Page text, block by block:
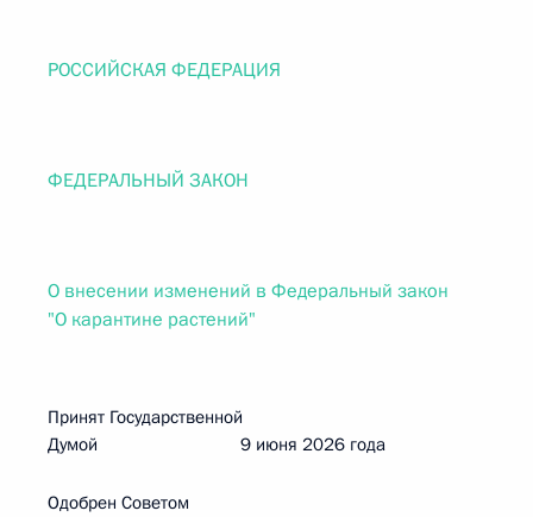
РОССИЙСКАЯ ФЕДЕРАЦИЯ
ФЕДЕРАЛЬНЫЙ ЗАКОН
О внесении изменений в Федеральный закон
"О карантине растений"
Принят Государственной
Думой 9 июня 2026 года
Одобрен Советом